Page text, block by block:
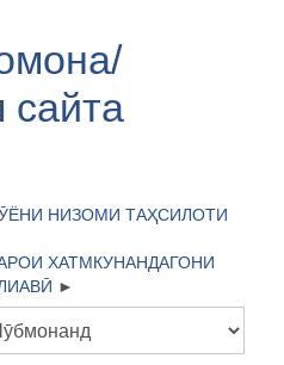
сайта
НИЗОМИ ТАҲСИЛОТИ
ХАТМКУНАНДАГОНИ